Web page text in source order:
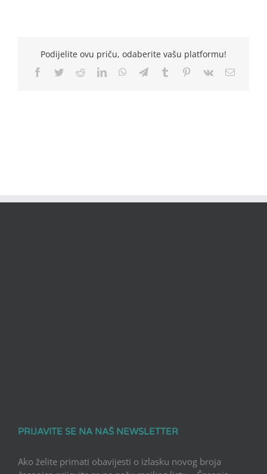
Podijelite ovu priču, odaberite vašu platformu!
Facebook
TwitterRedditLinkedInWhatsApp
TelegramTumblr Pinterest
Vk Email
PRIJAVITE SE NA NAŠ NEWSLETTER
Ako želite primati obavijesti o izlasku novog broja